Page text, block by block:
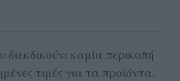
καμία περικοπή
τιμές για τα προϊόντα,